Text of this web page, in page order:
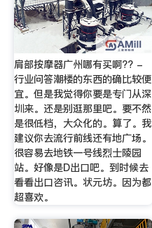
肩部按摩器广州哪有买啊?? -
行业问答潮楼的东西的确比较便
宜。但是我觉得你要是专门从深
圳来。还是别逛那里吧。要不然
是很低档，大众化的。算了。我
建议你去流行前线还有地广场。
很容易去地铁一号线烈士陵园
站。好像是D出口吧。到时候去
看看出口咨讯。状元坊。因为都
超喜欢。